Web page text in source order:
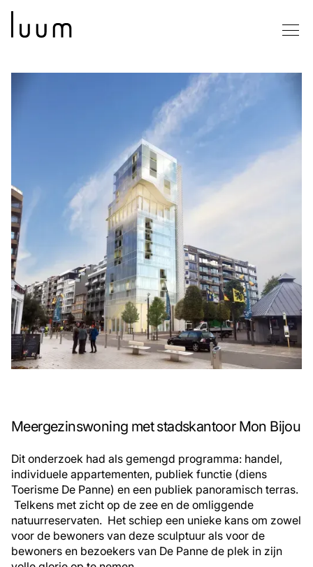
Meergezinswoning met stadskantoor Mon Bijou
Dit onderzoek had als gemengd programma: handel,
individuele appartementen, publiek functie (diens
Toerisme De Panne) en een publiek panoramisch terras.
Telkens met zicht op de zee en de omliggende
natuurreservaten. Het schiep een unieke kans om zowel
voor de bewoners van deze sculptuur als voor de
bewoners en bezoekers van De Panne de plek in zijn